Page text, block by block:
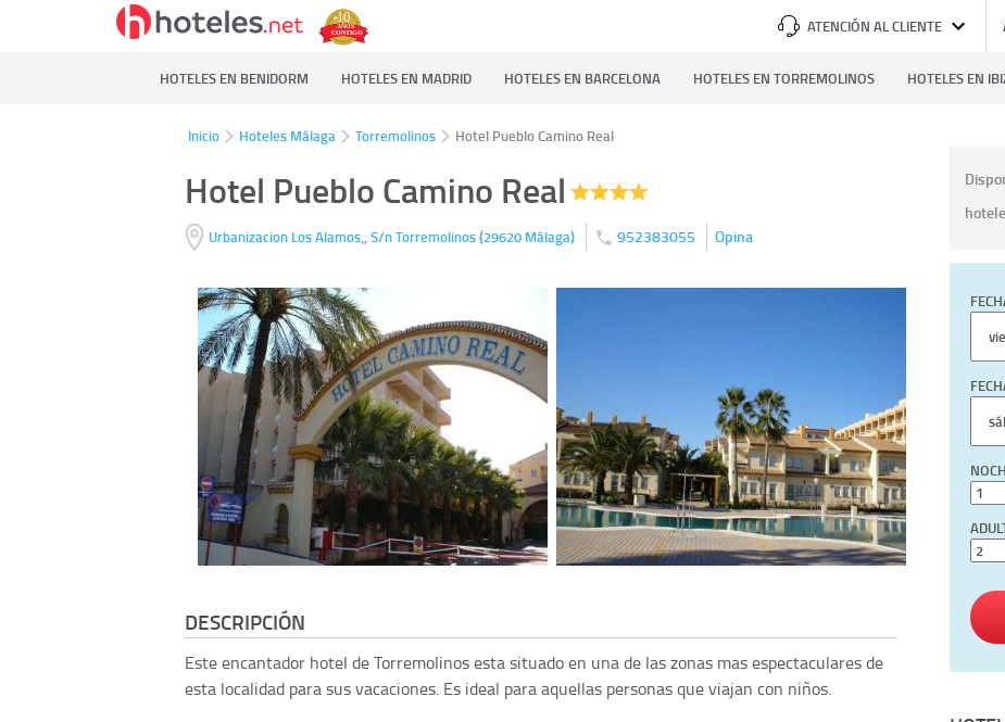
ATENCIÓN AL CLIENTE
HOTELES EN BENIDORM HOTELES EN MADRID HOTELES EN BARCELONA HOTELES EN TORREMOLINOS HOTELES EN
Inicio Hoteles Málaga Torremolinos Hotel Pueblo Camino Real
Hotel Pueblo Camino Real
Urbanizacion Los Alamos,, S/nTorremolinos(29620 Málaga) 952383055 Opina
DESCRIPCIÓN
Este encantador hotel de Torremolinos esta situado en una de las zonas mas espectaculares de
esta localidad para sus vacaciones. Es ideal para aquellas personas que viajan con niños.